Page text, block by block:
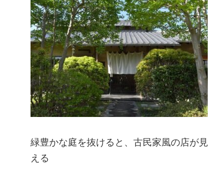
緑豊かな庭を抜けると、古民家風の店が見
える